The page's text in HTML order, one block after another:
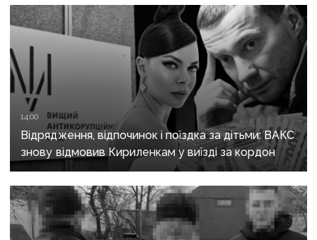
14:00
Відрядження, відпочинок і поїздка за дітьми: ВАКС
знову відмовив Кириленкам у виїзді за кордон